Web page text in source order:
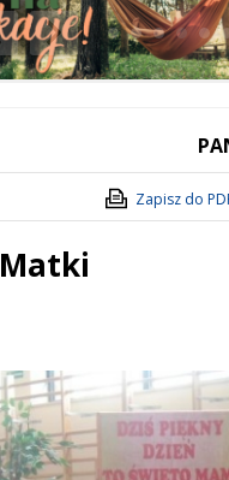
Element
Następny Element
Zapisz do